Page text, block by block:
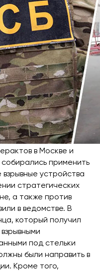
в Москве и
применить
устройства
стратегических
а также против
в ведомстве. В
который получил
под стельки
были направить в
Кроме того,